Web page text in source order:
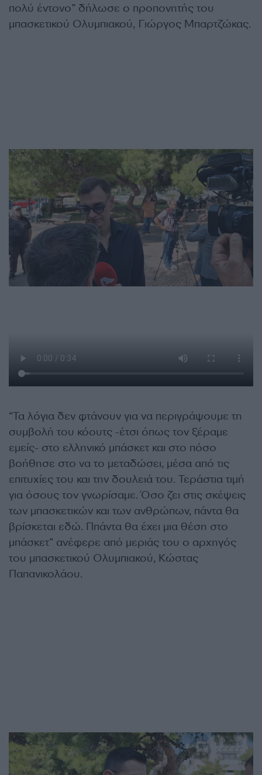
πολύ έντονο” δήλωσε ο προπονητής του
μπασκετικού Ολυμπιακού, Γιώργος Μπαρτζώκας.
“Τα λόγια δεν φτάνουν για να περιγράψουμε τη
συμβολή του κόουτς -έτσι όπως τον ξέραμε
εμείς- στο ελληνικό μπάσκετ και στο πόσο
βοήθησε στο να το μεταδώσει, μέσα από τις
επιτυχίες του και την δουλειά του. Τεράστια τιμή
για όσους τον γνωρίσαμε. Όσο ζει στις σκέψεις
των μπασκετικών και των ανθρώπων, πάντα θα
βρίσκεται εδώ. Ππάντα θα έχει μια θέση στο
μπάσκετ” ανέφερε από μεριάς του ο αρχηγός
του μπασκετικού Ολυμπιακού, Κώστας
Παπανικολάου.